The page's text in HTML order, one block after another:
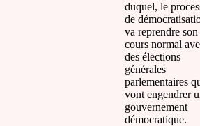
duquel, le
de
va reprendre son
cours normal
des élections
générales
parlementaires
vont engendrer
gouvernement
démocratique.